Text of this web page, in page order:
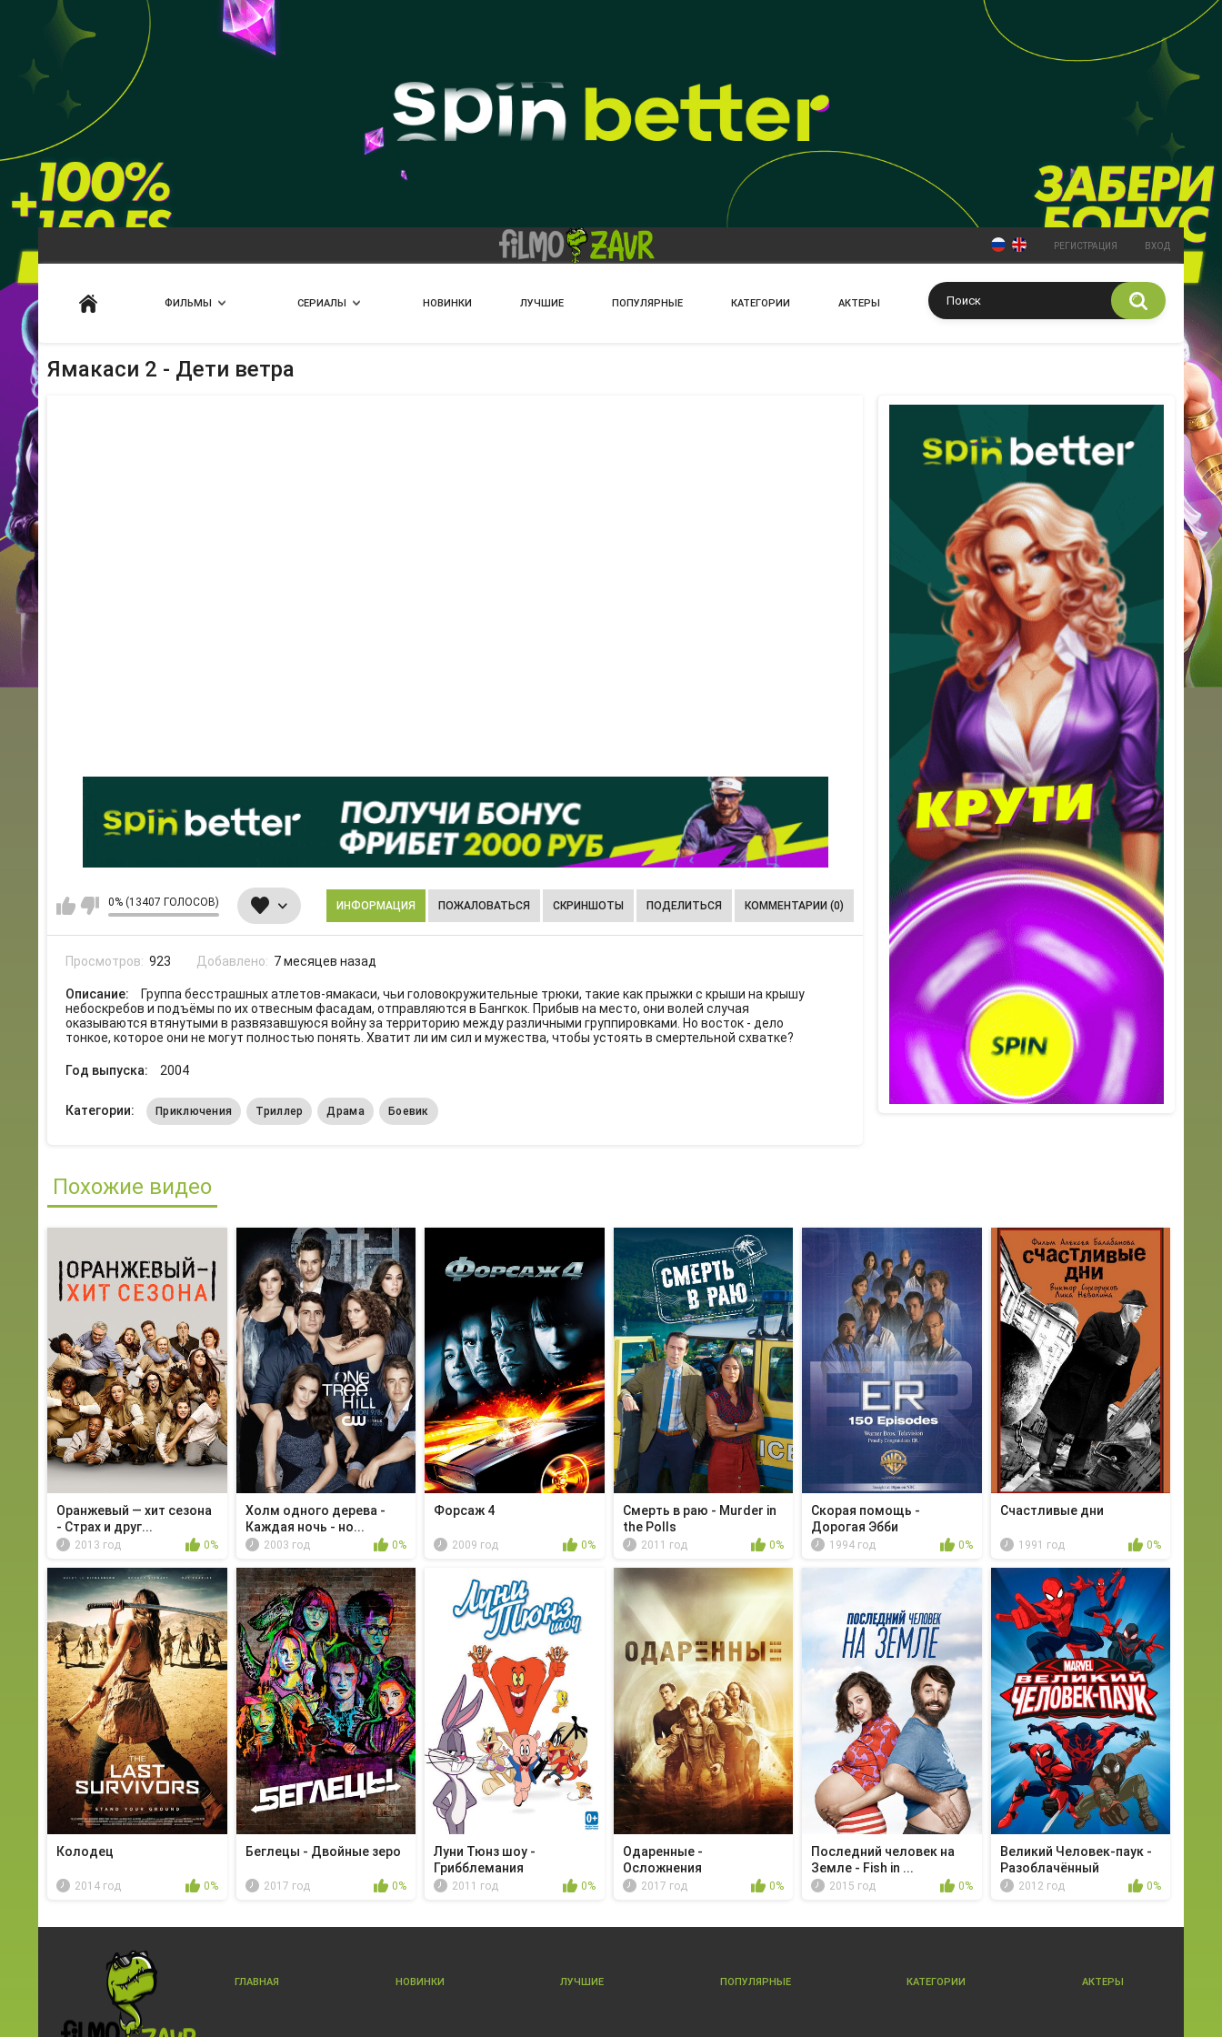
РЕГИСТРАЦИЯ ВХОД
ФИЛЬМЫ СЕРИАЛЫ НОВИНКИ ЛУЧШИЕ ПОПУЛЯРНЫЕ КАТЕГОРИИ АКТЕРЫ
Ямакаси 2 - Дети ветра
0% (13407 ГОЛОСОВ) ИНФОРМАЦИЯ ПОЖАЛОВАТЬСЯ СКРИНШОТЫ ПОДЕЛИТЬСЯ КОММЕНТАРИИ (0)
Просмотров: 923 Добавлено: 7 месяцев назад
Описание:
Группа бесстрашных атлетов-ямакаси, чьи головокружительные трюки, такие как прыжки с крыши на крышу
небоскребов и подъёмы по их отвесным фасадам, отправляются в Бангкок. Прибыв на место, они волей случая
оказываются втянутыми в развязавшуюся войну за территорию между различными группировками. Но восток - дело
тонкое, которое они не могут полностью понять. Хватит ли им сил и мужества, чтобы устоять в смертельной схватке?
Год выпуска: 2004
Категории: Приключения Триллер Драма Боевик
Похожие видео
Оранжевый — хит сезона
- Страх и друг...
2013 год 0%
Холм одного дерева -
Каждая ночь - но...
2003 год 0%
Форсаж 4
2009 год 0%
Смерть в раю - Murder in
the Polls
2011 год 0%
Скорая помощь -
Дорогая Эбби
1994 год 0%
Счастливые дни
1991 год 0%
Колодец
2014 год 0%
Беглецы - Двойные зеро
2017 год 0%
Луни Тюнз шоу -
Грибблемания
2011 год 0%
Одаренные -
Осложнения
2017 год 0%
Последний человек на
Земле - Fish in ...
2015 год 0%
Великий Человек-паук -
Разоблачённый
2012 год 0%
ГЛАВНАЯ НОВИНКИ ЛУЧШИЕ ПОПУЛЯРНЫЕ КАТЕГОРИИ АКТЕРЫ